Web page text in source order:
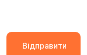
Відправити